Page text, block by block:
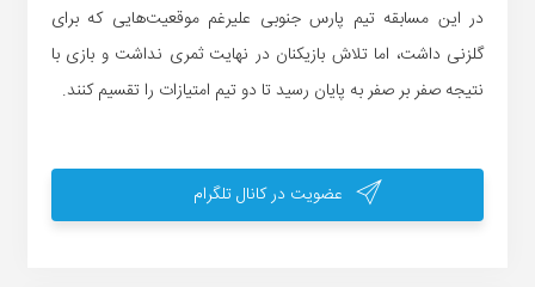
در این مسابقه تیم پارس جنوبی علیرغم موقعیت‌هایی که برای
گلزنی داشت، اما تلاش بازیکنان در نهایت ثمری نداشت و بازی با
نتیجه صفر بر صفر به پایان رسید تا دو تیم امتیازات را تقسیم کنند.
عضویت در کانال تلگرام